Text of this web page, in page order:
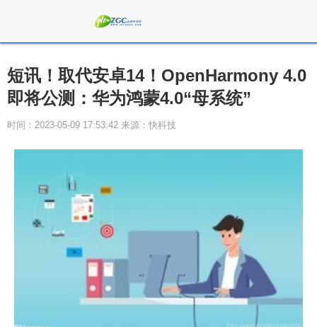
短讯！取代安卓14！OpenHarmony 4.0
即将公测：华为鸿蒙4.0“母系统”
时间：2023-05-09 17:53:42 来源：快科技